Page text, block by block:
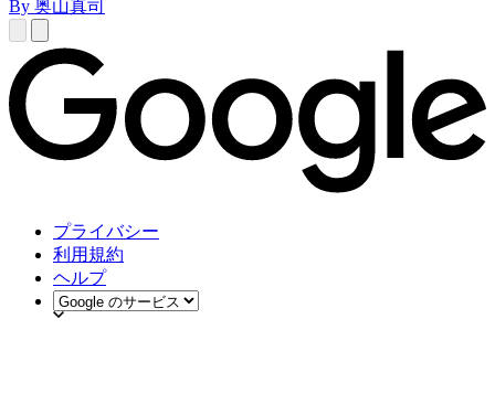
By 奥山真司
プライバシー
利用規約
ヘルプ